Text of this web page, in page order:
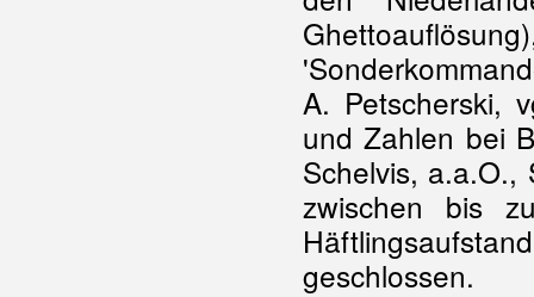
A. Petscherski,
und Zahlen bei
Schelvis,
zwischen bis
geschlossen.